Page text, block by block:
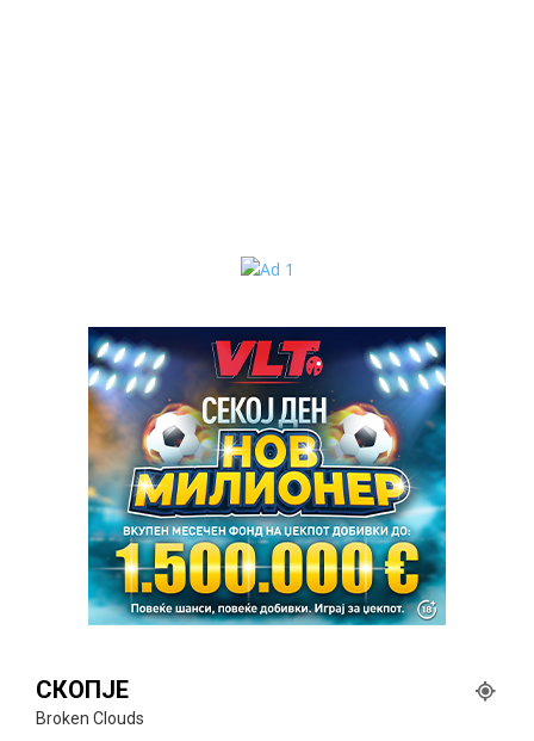
СКОПЈЕ
Broken Clouds